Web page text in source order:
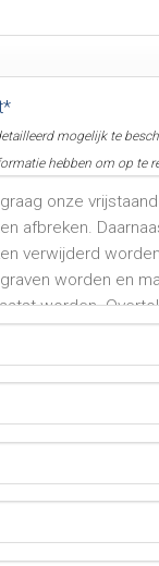
mogelijk te
hebben om op te